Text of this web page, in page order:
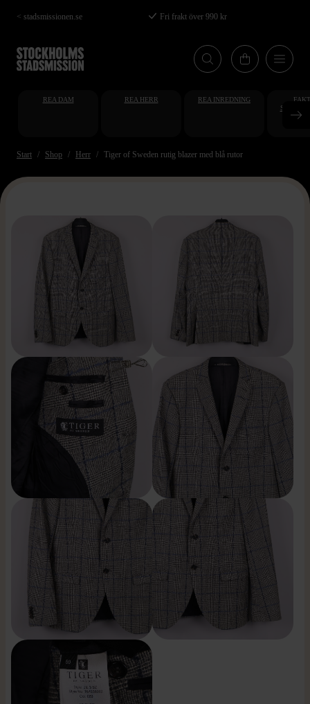
Hoppa
till
huvudinnehåll
< stadsmissionen.se Fri frakt över 990 kr
REA DAM REA HERR REA INREDNING
Start Shop Herr Tiger of Sweden rutig blazer med blå rutor